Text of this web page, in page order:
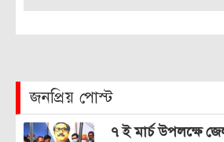
জনপ্রিয় পোস্ট
৭ ই মার্চ উপলক্ষে